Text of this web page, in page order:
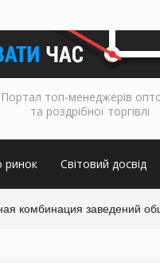
Портал топ-менеджерів
та роздрібної торгівлі
ринок Світовий досвід
комбинация заведений